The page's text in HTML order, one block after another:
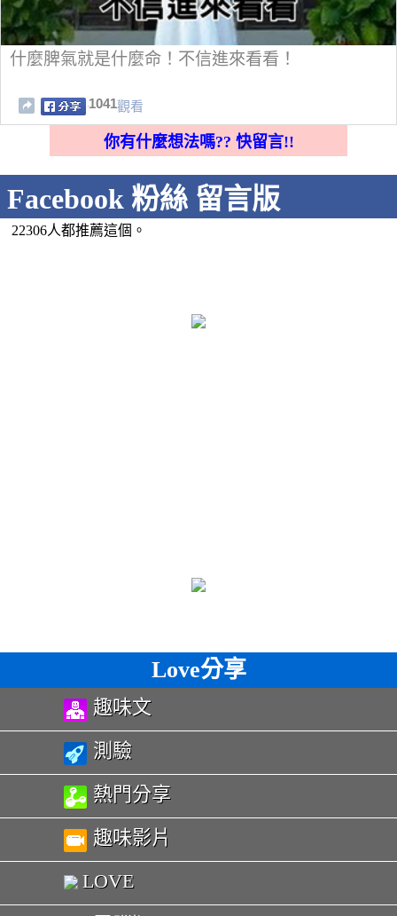
什麼脾氣就是什麼命！不信進來看看！
1041觀看
你有什麼想法嗎?? 快留言!!
Facebook 粉絲 留言版
22306人都推薦這個。
Love分享
趣味文
測驗
熱門分享
趣味影片
LOVE